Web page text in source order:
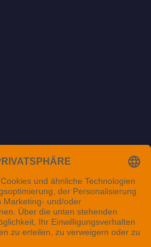
Zahlungsarten